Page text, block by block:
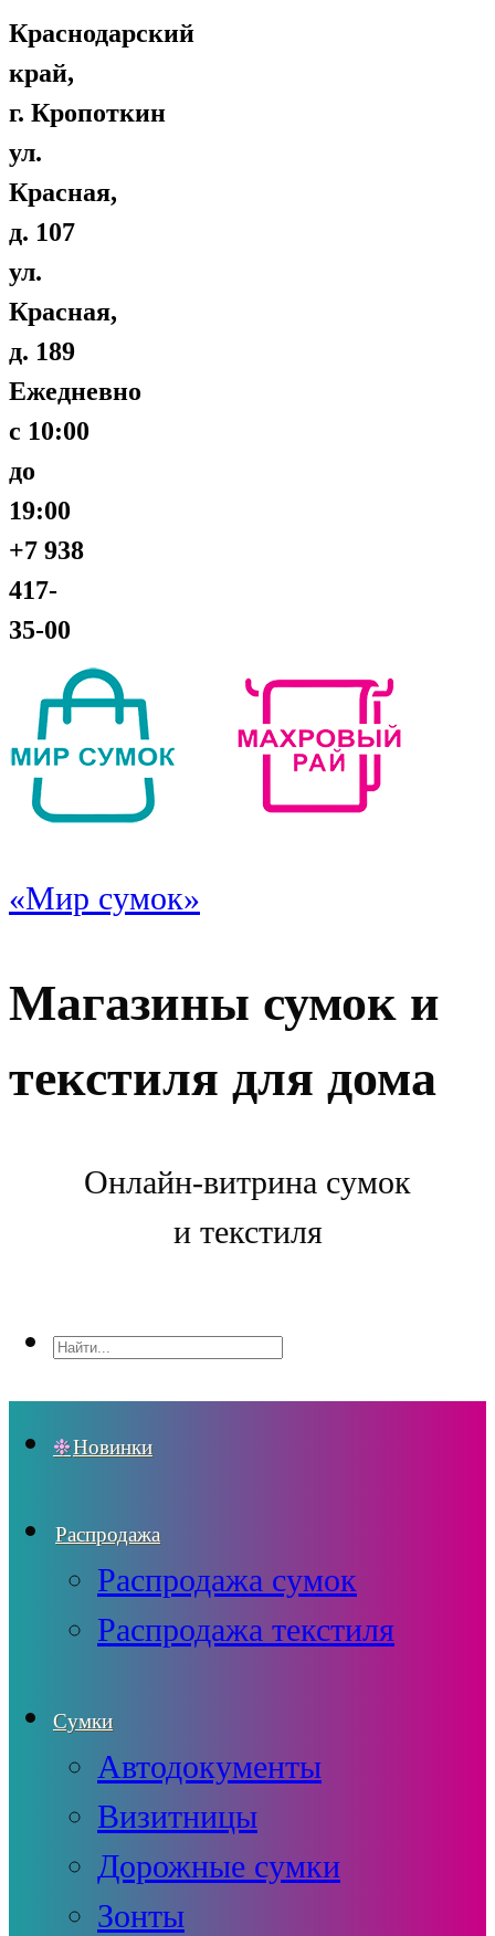
Краснодарский
край,
г. Кропоткин
ул.
Красная,
д. 107
ул.
Красная,
д. 189
Ежедневно
с 10:00
до
19:00
+7 938
417-
35-00
«Мир сумок»
Магазины сумок и
текстиля для дома
Онлайн-витрина сумок
и текстиля
Новинки
Распродажа
Распродажа сумок
Распродажа текстиля
Сумки
Автодокументы
Визитницы
Дорожные сумки
Зонты